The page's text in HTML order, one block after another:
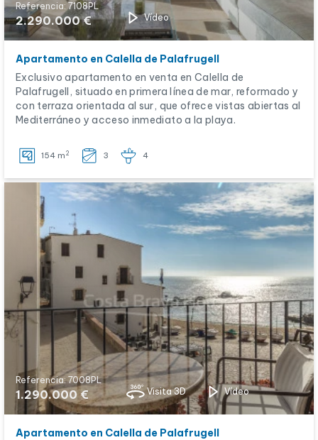
Referencia: 7108PL
2.290.000 € Vídeo
Apartamento en Calella de Palafrugell
Exclusivo apartamento en venta en Calella de
Palafrugell, situado en primera línea de mar, reformado y
con terraza orientada al sur, que ofrece vistas abiertas al
Mediterráneo y acceso inmediato a la playa.
154 m 2 3 4
Referencia: 7008PL
1.290.000 € Visita 3D Vídeo
Apartamento en Calella de Palafrugell